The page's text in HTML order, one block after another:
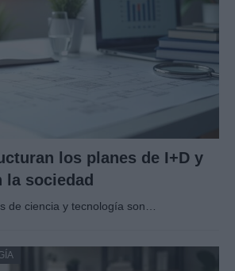
los planes de I+D y
la sociedad
de ciencia y tecnología son…